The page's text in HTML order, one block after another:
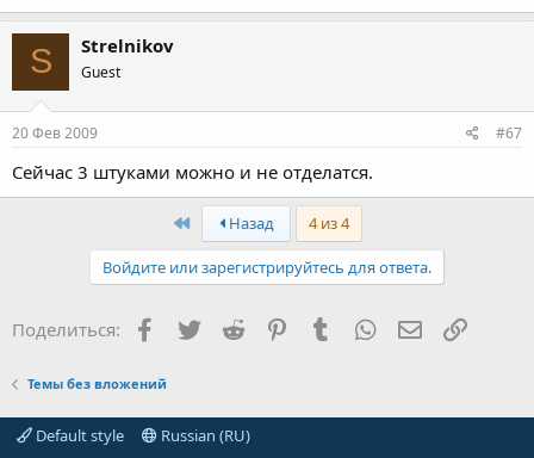
S Strelnikov
Guest
20 Фев 2009 #67
Сейчас 3 штуками можно и не отделатся.
First Назад 4 из 4
Войдите или зарегистрируйтесь для ответа.
Поделиться: Facebook
TwitterReddit PinterestTumblr WhatsApp Ссылка
Темы без вложений
Default style Russian (RU)